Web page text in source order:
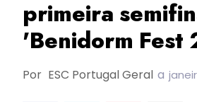
primeira
'Benidorm Fest
Por ESC Portugal Geral a